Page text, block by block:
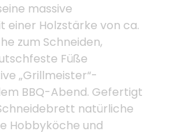
massive
einer Holzstärke von ca.
zum Schneiden,
Füße
„Grillmeister“-
BBQ-Abend. Gefertigt
natürliche
Hobbyköche und